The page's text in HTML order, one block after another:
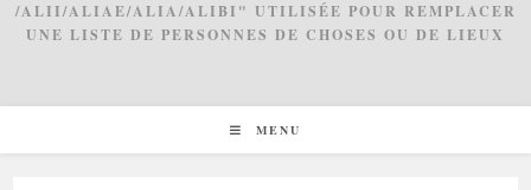
/ALII/ALIAE/ALIA/ALIBI" UTILISÉE POUR REMPLACER
UNE LISTE DE PERSONNES DE CHOSES OU DE LIEUX
MENU